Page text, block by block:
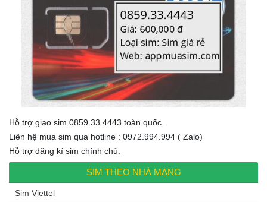
Hỗ trợ giao sim 0859.33.4443 toàn quốc.
Liên hệ mua sim qua hotline : 0972.994.994 ( Zalo)
Hỗ trợ đăng kí sim chính chủ.
SIM THEO NHÀ MẠNG
Sim Viettel